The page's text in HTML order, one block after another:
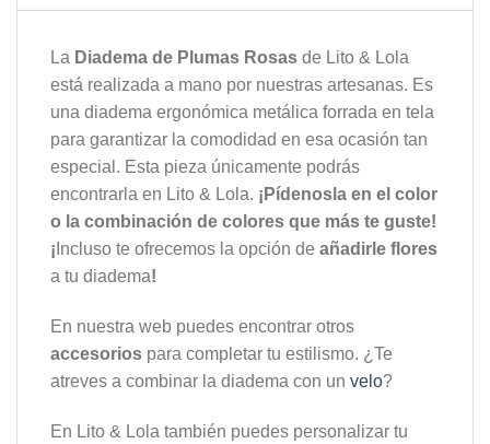
La Diadema de Plumas Rosas de Lito & Lola
está realizada a mano por nuestras artesanas. Es
una diadema ergonómica metálica forrada en tela
para garantizar la comodidad en esa ocasión tan
especial. Esta pieza únicamente podrás
encontrarla en Lito & Lola. ¡Pídenosla en el color
o la combinación de colores que más te guste!
¡ Incluso te ofrecemos la opción de añadirle flores
a tu diadema!
En nuestra web puedes encontrar otros
accesorios para completar tu estilismo. ¿Te
atreves a combinar la diadema con un velo?
En Lito & Lola también puedes personalizar tu